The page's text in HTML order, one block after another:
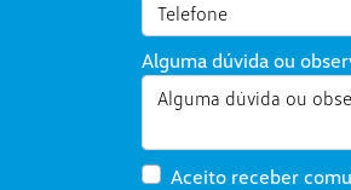
Alguma dúvida ou
Aceito receber